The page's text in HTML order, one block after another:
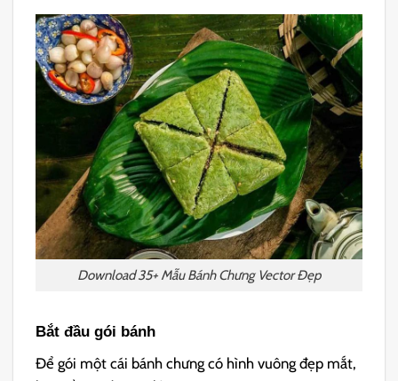
Download 35+ Mẫu Bánh Chưng Vector Đẹp
Bắt đầu gói bánh
Để gói một cái bánh chưng có hình vuông đẹp mắt,